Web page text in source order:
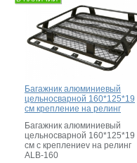
Багажник алюминиевый
цельносварной 160*125*19
см крепление на релинг
Багажник алюминиевый
цельносварной 160*125*19
см c креплениеv на релинг
ALB-160